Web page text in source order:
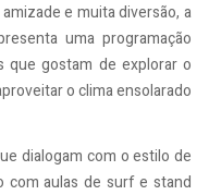
e muita diversão, a
uma programação
que gostam de explorar o
o clima ensolarado
dialogam com o estilo de
com aulas de surf e stand